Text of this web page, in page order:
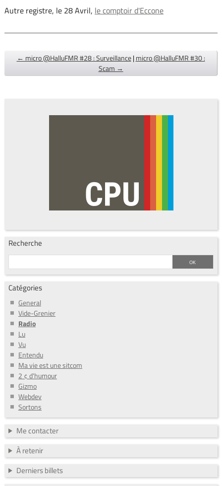
Autre registre, le 28 Avril, le comptoir d'Eccone
← micro @HalluFMR #28 : Surveillance | micro @HalluFMR #30 :
Scam →
Recherche
Catégories
General
Vide-Grenier
Radio
Lu
Vu
Entendu
Ma vie est une sitcom
2 ¢ d'humour
Gizmo
Webdev
Sortons
Me contacter
À retenir
Derniers billets